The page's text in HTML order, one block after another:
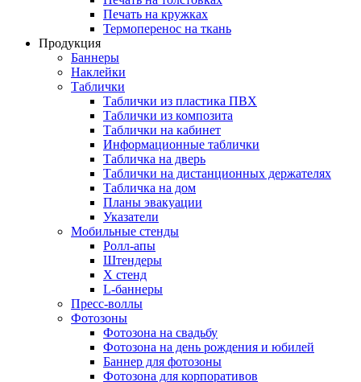
Печать на кружках
Термоперенос на ткань
Продукция
Баннеры
Наклейки
Таблички
Таблички из пластика ПВХ
Таблички из композита
Таблички на кабинет
Информационные таблички
Табличка на дверь
Таблички на дистанционных держателях
Табличка на дом
Планы эвакуации
Указатели
Мобильные стенды
Ролл-апы
Штендеры
Х стенд
L-баннеры
Пресс-воллы
Фотозоны
Фотозона на свадьбу
Фотозона на день рождения и юбилей
Баннер для фотозоны
Фотозона для корпоративов